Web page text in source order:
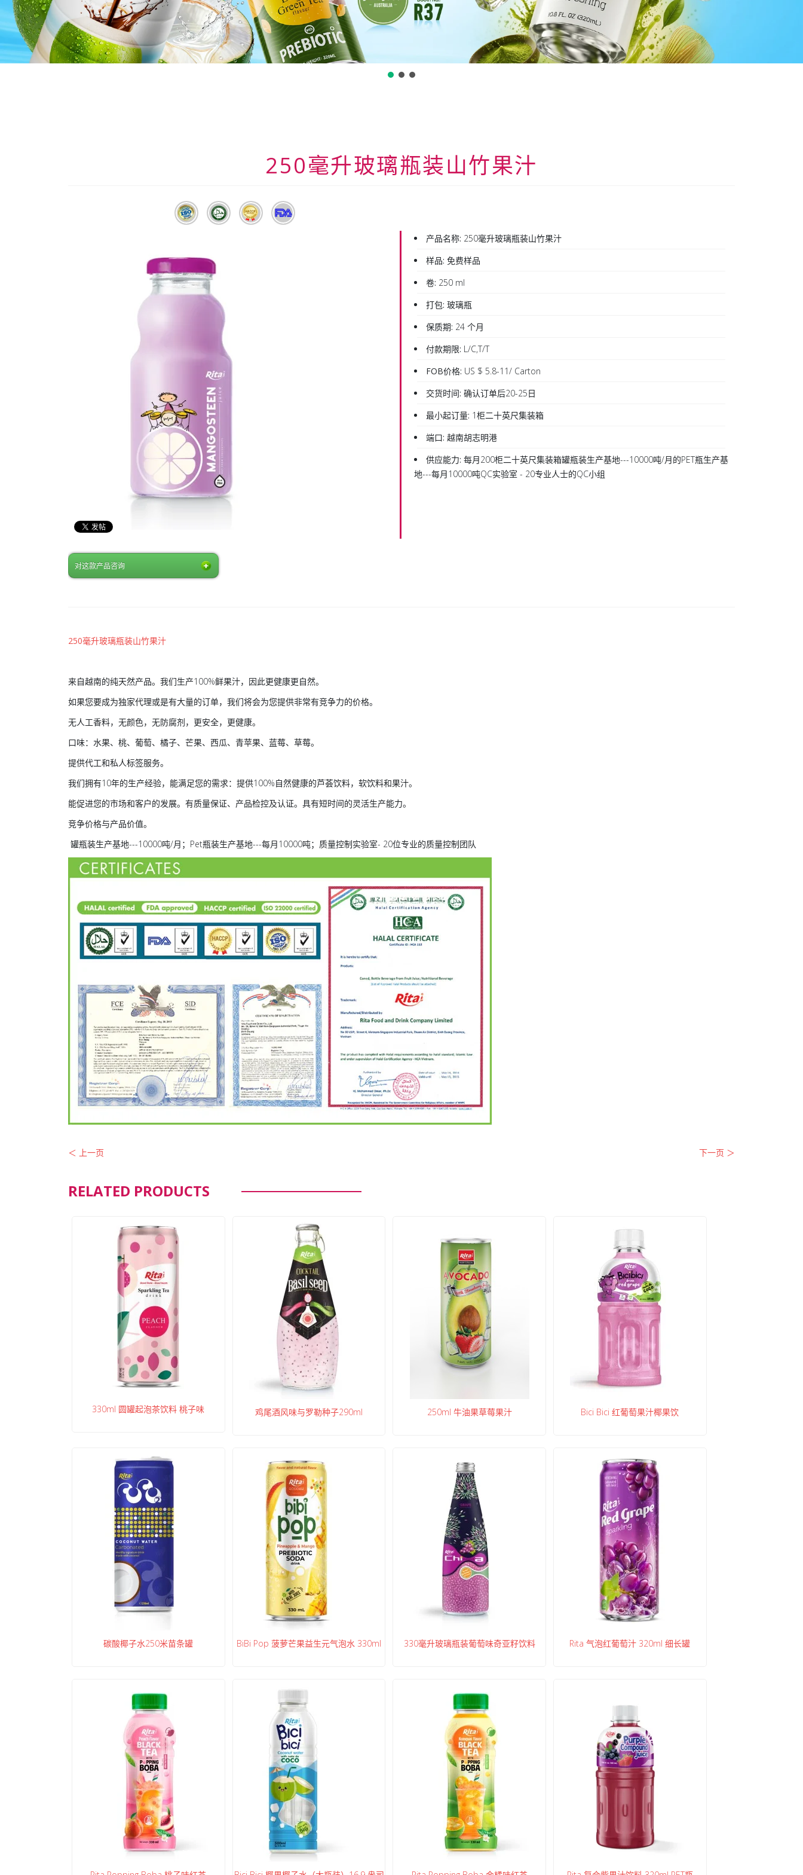
250毫升玻璃瓶装山竹果汁
对这款产品咨询
产品名称: 250毫升玻璃瓶装山竹果汁
样品: 免费样品
卷: 250 ml
打包: 玻璃瓶
保质期: 24 个月
付款期限: L/C,T/T
FOB价格: US $ 5.8-11/ Carton
交货时间: 确认订单后20-25日
最小起订量: 1柜二十英尺集装箱
端口: 越南胡志明港
供应能力: 每月200柜二十英尺集装箱罐瓶装生产基地---10000吨/月的PET瓶生产基
地---每月10000吨QC实验室 - 20专业人士的QC小组
250毫升玻璃瓶装山竹果汁
来自越南的纯天然产品。我们生产100%鲜果汁，因此更健康更自然。
如果您要成为独家代理或是有大量的订单，我们将会为您提供非常有竞争力的价格。
无人工香料，无颜色，无防腐剂，更安全，更健康。
口味：水果、桃、葡萄、橘子、芒果、西瓜、青苹果、蓝莓、草莓。
提供代工和私人标签服务。
我们拥有10年的生产经验，能满足您的需求：提供100%自然健康的芦荟饮料，软饮料和果汁。
能促进您的市场和客户的发展。有质量保证、产品检控及认证。具有短时间的灵活生产能力。
竞争价格与产品价值。
罐瓶装生产基地---10000吨/月；Pet瓶装生产基地---每月10000吨；质量控制实验室- 20位专业的质量控制团队
＜ 上一页 下一页 ＞
RELATED PRODUCTS
330ml 圆罐起泡茶饮料 桃子味 鸡尾酒风味与罗勒种子290ml 250ml 牛油果草莓果汁 Bici Bici 红葡萄果汁椰果饮
碳酸椰子水250米苗条罐 BiBi Pop 菠萝芒果益生元气泡水 330ml 330毫升玻璃瓶装葡萄味奇亚籽饮料 Rita 气泡红葡萄汁 320ml 细长罐